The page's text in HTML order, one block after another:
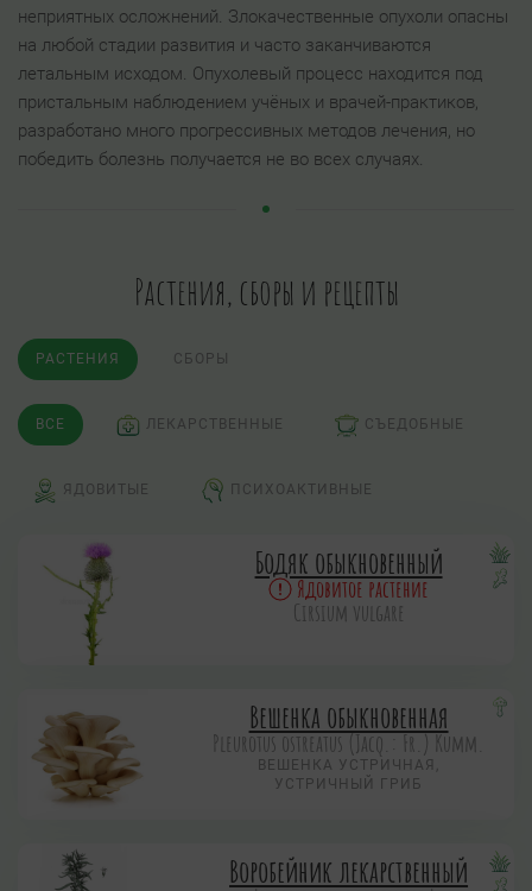
неприятных осложнений. Злокачественные опухоли опасны
на любой стадии развития и часто заканчиваются
летальным исходом. Опухолевый процесс находится под
пристальным наблюдением учёных и врачей-практиков,
разработано много прогрессивных методов лечения, но
победить болезнь получается не во всех случаях.
Растения, сборы и рецепты
РАСТЕНИЯ СБОРЫ
ВСЕ ЛЕКАРСТВЕННЫЕ СЪЕДОБНЫЕ
ЯДОВИТЫЕ ПСИХОАКТИВНЫЕ
Бодяк обыкновенный
Ядовитое растение
Cirsium vulgare
Вешенка обыкновенная
Pleurotus ostreatus (Jacq.: Fr.) Kumm.
ВЕШЕНКА УСТРИЧНАЯ,
УСТРИЧНЫЙ ГРИБ
Воробейник лекарственный